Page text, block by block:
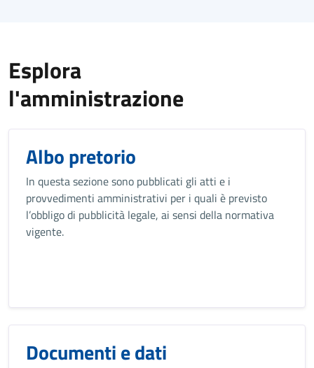
Titolo
Esplora
l'amministrazione
Albo pretorio
In questa sezione sono pubblicati gli atti e i
provvedimenti amministrativi per i quali è previsto
l’obbligo di pubblicità legale, ai sensi della normativa
vigente.
Documenti e dati